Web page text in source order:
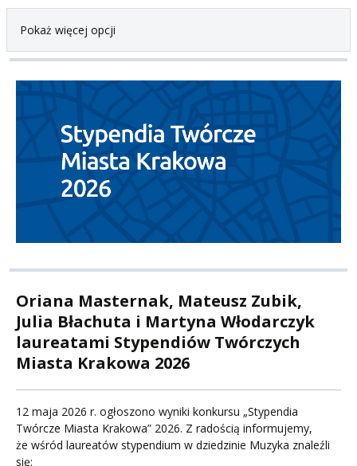
Pokaż więcej opcji
Oriana Masternak, Mateusz Zubik,
Julia Błachuta i Martyna Włodarczyk
laureatami Stypendiów Twórczych
Miasta Krakowa 2026
12 maja 2026 r. ogłoszono wyniki konkursu „Stypendia
Twórcze Miasta Krakowa” 2026. Z radością informujemy,
że wśród laureatów stypendium w dziedzinie Muzyka znaleźli
się: